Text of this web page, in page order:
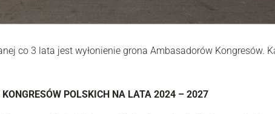
co 3 lata jest wyłonienie grona Ambasadorów
POLSKICH NA LATA 2024 – 2027